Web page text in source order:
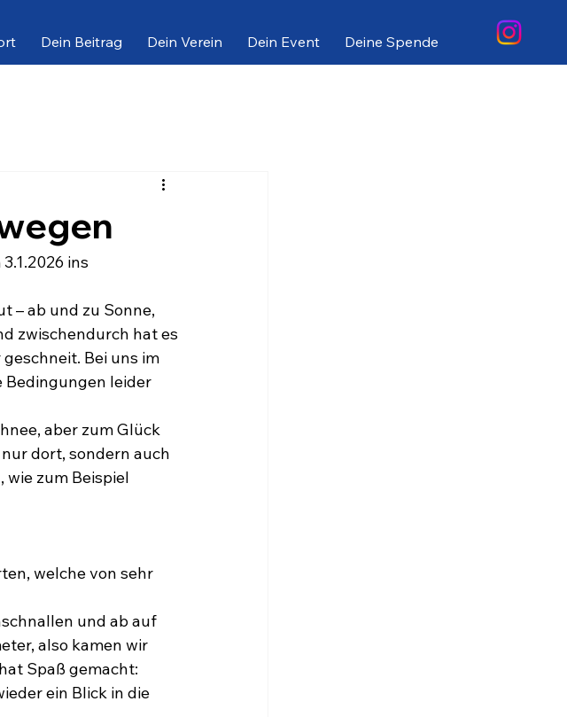
Dein Beitrag Dein Verein Dein Event Deine Spende
ins
– ab und zu Sonne,
zwischendurch hat es
Bei uns im
Bedingungen leider
aber zum Glück
dort, sondern auch
wie zum Beispiel
welche von sehr
und ab auf
also kamen wir
Spaß gemacht:
ein Blick in die